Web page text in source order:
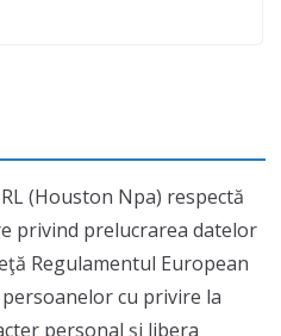
(Houston Npa) respectă
privind prelucrarea datelor
Regulamentul European
cu privire la
personal şi libera